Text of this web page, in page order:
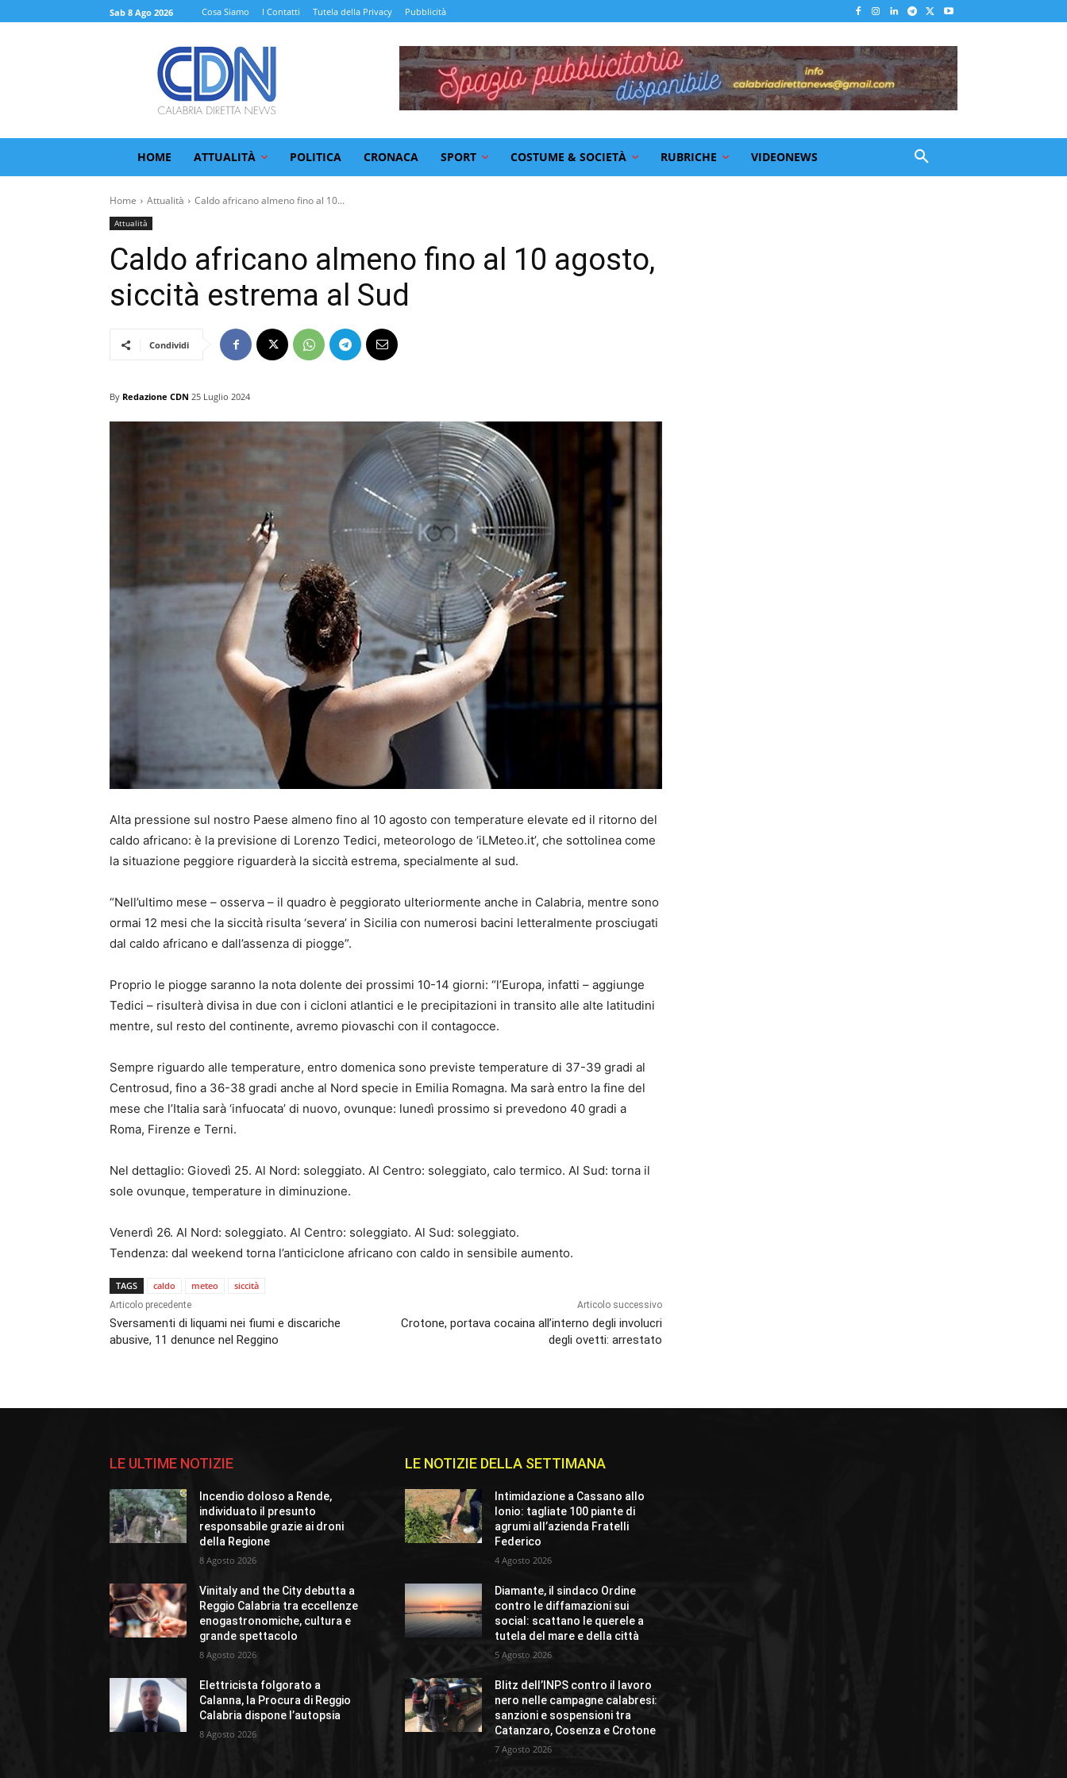
Sab 8 Ago 2026 Cosa Siamo I Contatti Tutela della Privacy Pubblicità
HOME ATTUALITÀ POLITICA CRONACA SPORT COSTUME & SOCIETÀ RUBRICHE VIDEONEWS
Home Attualità Caldo africano almeno fino al 10...
Attualità
Caldo africano almeno fino al 10 agosto,
siccità estrema al Sud
Condividi
By Redazione CDN 25 Luglio 2024
Alta pressione sul nostro Paese almeno fino al 10 agosto con temperature elevate ed il ritorno del
caldo africano: è la previsione di Lorenzo Tedici, meteorologo de ‘iLMeteo.it’, che sottolinea come
la situazione peggiore riguarderà la siccità estrema, specialmente al sud.
“Nell’ultimo mese – osserva – il quadro è peggiorato ulteriormente anche in Calabria, mentre sono
ormai 12 mesi che la siccità risulta ‘severa’ in Sicilia con numerosi bacini letteralmente prosciugati
dal caldo africano e dall’assenza di piogge”.
Proprio le piogge saranno la nota dolente dei prossimi 10-14 giorni: “l’Europa, infatti – aggiunge
Tedici – risulterà divisa in due con i cicloni atlantici e le precipitazioni in transito alle alte latitudini
mentre, sul resto del continente, avremo piovaschi con il contagocce.
Sempre riguardo alle temperature, entro domenica sono previste temperature di 37-39 gradi al
Centrosud, fino a 36-38 gradi anche al Nord specie in Emilia Romagna. Ma sarà entro la fine del
mese che l’Italia sarà ‘infuocata’ di nuovo, ovunque: lunedì prossimo si prevedono 40 gradi a
Roma, Firenze e Terni.
Nel dettaglio: Giovedì 25. Al Nord: soleggiato. Al Centro: soleggiato, calo termico. Al Sud: torna il
sole ovunque, temperature in diminuzione.
Venerdì 26. Al Nord: soleggiato. Al Centro: soleggiato. Al Sud: soleggiato.
Tendenza: dal weekend torna l’anticiclone africano con caldo in sensibile aumento.
TAGS caldo meteo siccità
Articolo precedente
Sversamenti di liquami nei fiumi e discariche
abusive, 11 denunce nel Reggino
Articolo successivo
Crotone, portava cocaina all’interno degli involucri
degli ovetti: arrestato
LE ULTIME NOTIZIE
Incendio doloso a Rende,
individuato il presunto
responsabile grazie ai droni
della Regione
8 Agosto 2026
Vinitaly and the City debutta a
Reggio Calabria tra eccellenze
enogastronomiche, cultura e
grande spettacolo
8 Agosto 2026
Elettricista folgorato a
Calanna, la Procura di Reggio
Calabria dispone l’autopsia
8 Agosto 2026
LE NOTIZIE DELLA SETTIMANA
Intimidazione a Cassano allo
Ionio: tagliate 100 piante di
agrumi all’azienda Fratelli
Federico
4 Agosto 2026
Diamante, il sindaco Ordine
contro le diffamazioni sui
social: scattano le querele a
tutela del mare e della città
5 Agosto 2026
Blitz dell’INPS contro il lavoro
nero nelle campagne calabresi:
sanzioni e sospensioni tra
Catanzaro, Cosenza e Crotone
7 Agosto 2026